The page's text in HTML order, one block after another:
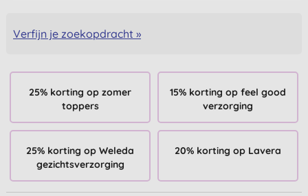
Verfijn je zoekopdracht »
25% korting op zomer
toppers
15% korting op feel good
verzorging
25% korting op Weleda
gezichtsverzorging
20% korting op Lavera